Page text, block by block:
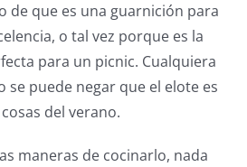
de que es una guarnición para
o tal vez porque es la
para un picnic. Cualquiera
se puede negar que el elote es
del verano.
maneras de cocinarlo, nada